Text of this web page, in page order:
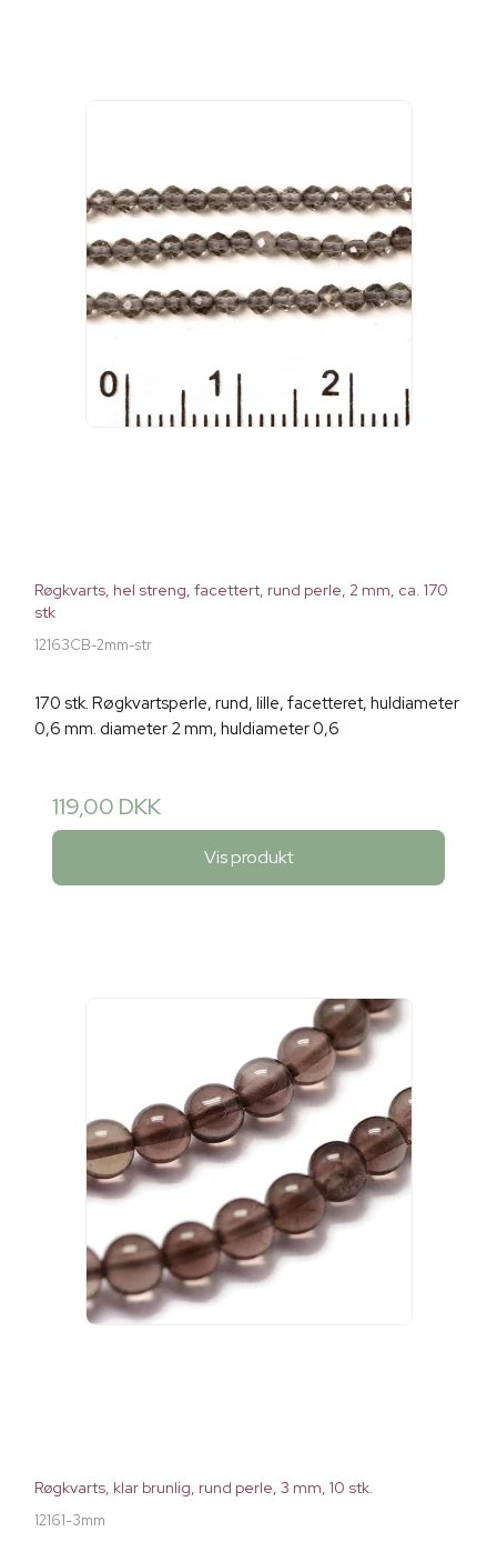
Røgkvarts, hel streng, facettert, rund perle, 2 mm, ca. 170
stk
12163CB-2mm-str
170 stk. Røgkvartsperle, rund, lille, facetteret, huldiameter
0,6 mm. diameter 2 mm, huldiameter 0,6
119,00 DKK
Vis produkt
Røgkvarts, klar brunlig, rund perle, 3 mm, 10 stk.
12161-3mm